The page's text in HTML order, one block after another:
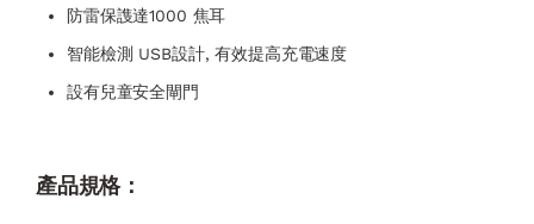
防雷保謢達1000 焦耳
智能檢測 USB設計, 有效提高充電速度
設有兒童安全閘門
產品規格：